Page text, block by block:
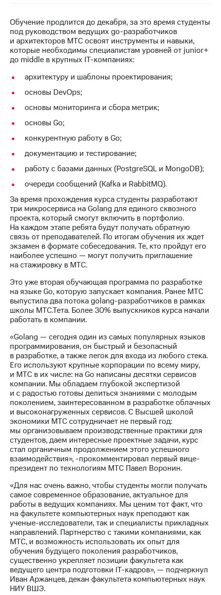
Контакты
Новости
в
регионе
Корпоративное
управление
Корпоративный
Раскрытие
информации
акционерам
Документы
ПАО
"МТС"
Собрания
акционеров
Личный
кабинет
акционера
Акционерный
капитал
и
аудит
Рынок
акций
Программа
приобретения
Порядок
выкупа
акций
Дивиденды
Рынок
облигаций
Описание
Еврооблигации-2023
Уведомление
о
погашении
именных
Другое
Регистратор
Реквизиты
Контакты
развитие
деловая этика
На главную
Обучение продлится до декабря, за это время студенты
под руководством ведущих go-разработчиков
и архитекторов МТС освоят инструменты и навыки,
которые необходимы специалистам уровней от junior+
до middle в крупных IT-компаниях:
архитектуру и шаблоны проектирования;
основы DevOps;
основы мониторинга и сбора метрик;
основы Go;
конкурентную работу в Go;
документацию и тестирование;
работу с базами данных (PostgreSQL и MongoDB);
очереди сообщений (Kafka и RabbitMQ).
За время прохождения курса студенты разработают
три микросервиса на Golang для единого сквозного
проекта, который смогут включить в портфолио.
На каждом этапе ребята будут получать обратную
связь от преподавателей. По итогам обучения их ждет
экзамен в формате собеседования. Те, кто пройдут его
наиболее успешно — могут получить приглашение
на стажировку в МТС.
Это уже вторая обучающая программа по разработке
на языке Go, которую запускает компания. Ранее МТС
выпустила два потока golang-разработчиков в рамках
школы МТС.Тета. Более 30% выпускников курса начали
работать в компании.
«Golang — сегодня один из самых популярных языков
программирования, он быстрый и безопасный
в разработке, а также легок для входа из любого стека.
Его используют крупные корпорации по всему миру,
и МТС в их числе: на Go написаны десятки сервисов
компании. Мы обладаем глубокой экспертизой
и с радостью готовы делиться знаниями с молодым
поколением, заинтересованном в разработке облачных
и высоконагруженных сервисов. С Высшей школой
экономики МТС сотрудничает не первый год:
мы организовываем производственные практики для
студентов, даем интересные проектные задачи, курс
стал органичным продолжением этого успешного
взаимодействия», -прокомментировал первый вице-
президент по технологиям МТС Павел Воронин.
«Для нас очень важно, чтобы студенты могли получать
самое современное образование, актуальное для
работы в ведущих компаниях. Мы ценим тот факт, что
на факультете компьютерных наук преподают как
ученые-исследователи, так и специалисты прикладных
направлений. Партнерство с такими компаниями, как
МТС, и возможность использовать их опыт для
обучения будущего поколения разработчиков,
существенно укрепляет позиции факультета как
ведущего центра подготовки IT-кадров», — подчеркнул
Иван Аржанцев, декан факультета компьютерных наук
НИУ ВШЭ.